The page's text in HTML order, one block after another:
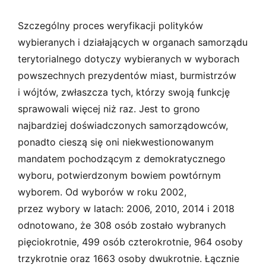
Szczególny proces weryfikacji polityków
wybieranych i działających w organach samorządu
terytorialnego dotyczy wybieranych w wyborach
powszechnych prezydentów miast, burmistrzów
i wójtów, zwłaszcza tych, którzy swoją funkcję
sprawowali więcej niż raz. Jest to grono
najbardziej doświadczonych samorządowców,
ponadto cieszą się oni niekwestionowanym
mandatem pochodzącym z demokratycznego
wyboru, potwierdzonym bowiem powtórnym
wyborem. Od wyborów w roku 2002,
przez wybory w latach: 2006, 2010, 2014 i 2018
odnotowano, że 308 osób zostało wybranych
pięciokrotnie, 499 osób czterokrotnie, 964 osoby
trzykrotnie oraz 1663 osoby dwukrotnie. Łącznie